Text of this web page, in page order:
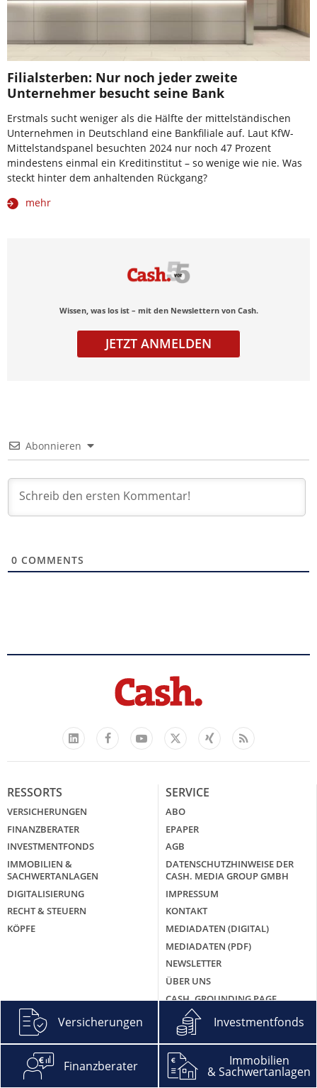
Filialsterben: Nur noch jeder zweite
Unternehmer besucht seine Bank
Erstmals sucht weniger als die Hälfte der mittelständischen
Unternehmen in Deutschland eine Bankfiliale auf. Laut KfW-
Mittelstandspanel besuchten 2024 nur noch 47 Prozent
mindestens einmal ein Kreditinstitut – so wenige wie nie. Was
steckt hinter dem anhaltenden Rückgang?
mehr
Wissen, was los ist – mit den Newslettern von Cash.
JETZT ANMELDEN
Abonnieren
0 COMMENTS
LinkedIn
FacebookYouTube
X
Xing Feed
RESSORTS
VERSICHERUNGEN
FINANZBERATER
INVESTMENTFONDS
IMMOBILIEN &
SACHWERTANLAGEN
DIGITALISIERUNG
RECHT & STEUERN
KÖPFE
SERVICE
ABO
EPAPER
AGB
DATENSCHUTZHINWEISE DER
CASH. MEDIA GROUP GMBH
IMPRESSUM
KONTAKT
MEDIADATEN (DIGITAL)
MEDIADATEN (PDF)
NEWSLETTER
ÜBER UNS
CASH. GROUNDING PAGE
MEHR CASH.
CASH. EXTRA
CASH. EXKLUSIV
CASH. DIGITAL DAY 2026
Versicherungen Investmentfonds
Finanzberater Immobilien
& Sachwertanlagen